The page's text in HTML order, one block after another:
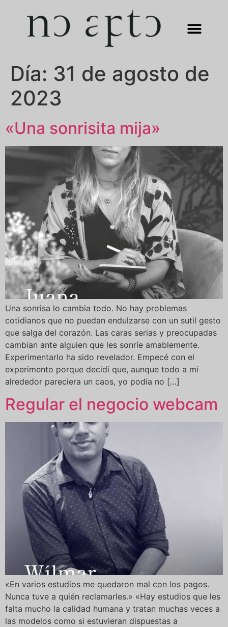
Día: 31 de agosto de
2023
«Una sonrisita mija»
Una sonrisa lo cambia todo. No hay problemas
cotidianos que no puedan endulzarse con un sutil gesto
que salga del corazón. Las caras serias y preocupadas
cambian ante alguien que les sonríe amablemente.
Experimentarlo ha sido revelador. Empecé con el
experimento porque decidí que, aunque todo a mi
alrededor pareciera un caos, yo podía no […]
Regular el negocio webcam
«En varios estudios me quedaron mal con los pagos.
Nunca tuve a quién reclamarles.» «Hay estudios que les
falta mucho la calidad humana y tratan muchas veces a
las modelos como si estuvieran dispuestas a